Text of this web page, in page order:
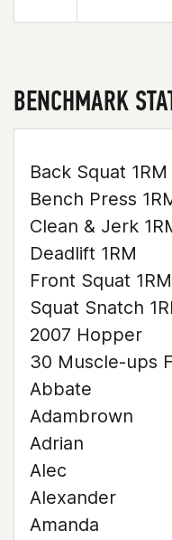
BENCHMARK
Back Squat 1RM
Bench Press
Clean & Jerk
Deadlift 1RM
Front Squat 1RM
Squat Snatch
2007 Hopper
30 Muscle-ups
Abbate
Adambrown
Adrian
Alec
Alexander
Amanda